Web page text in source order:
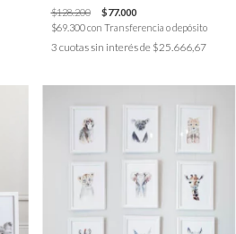
$128.200
$77.000
$69.300con Transferencia o depósito
3 cuotas sin interés de $25.666,67